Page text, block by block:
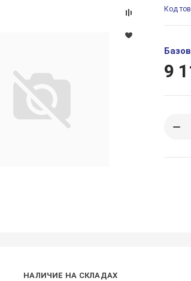
Код
9
НАЛИЧИЕ НА СКЛАДАХ